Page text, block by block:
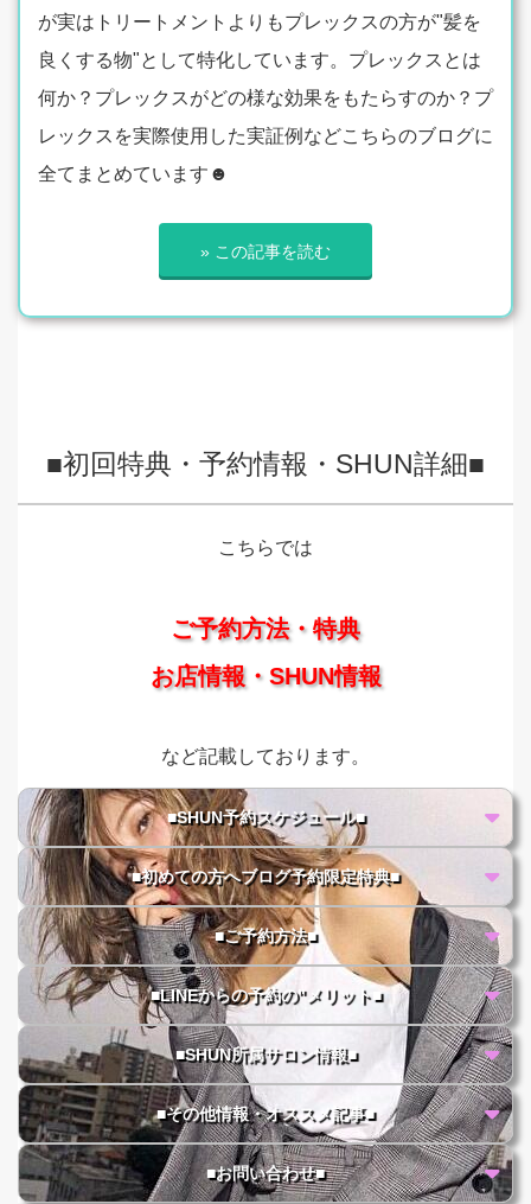
が実はトリートメントよりもプレックスの方が"髪を
良くする物"として特化しています。プレックスとは
何か？プレックスがどの様な効果をもたらすのか？プ
レックスを実際使用した実証例などこちらのブログに
全てまとめています☻
» この記事を読む
■初回特典・予約情報・SHUN詳細■
こちらでは
ご予約方法・特典
お店情報・SHUN情報
など記載しております。
■SHUN予約スケジュール■
■初めての方へブログ予約限定特典■
■ご予約方法■
■LINEからの予約の"メリット■
■SHUN所属サロン情報■
■その他情報・オススメ記事■
■お問い合わせ■